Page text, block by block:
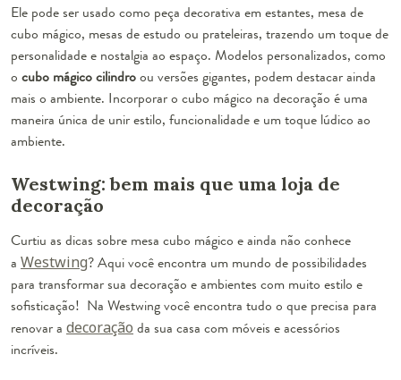
Ele pode ser usado como peça decorativa em estantes, mesa de
cubo mágico, mesas de estudo ou prateleiras, trazendo um toque de
personalidade e nostalgia ao espaço. Modelos personalizados, como
o cubo mágico cilindroou versões gigantes, podem destacar ainda
mais o ambiente. Incorporar o cubo mágico na decoração é uma
maneira única de unir estilo, funcionalidade e um toque lúdico ao
ambiente.
Westwing: bem mais que uma loja de
decoração
Curtiu as dicas sobre mesa cubo mágico e ainda não conhece
a Westwing? Aqui você encontra um mundo de possibilidades
para transformar sua decoração e ambientes com muito estilo e
sofisticação! Na Westwing você encontra tudo o que precisa para
renovar a decoração da sua casa com móveis e acessórios
incríveis.